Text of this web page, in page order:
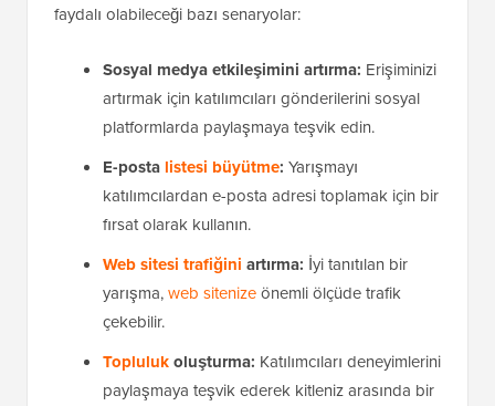
faydalı olabileceği bazı senaryolar:
Sosyal medya etkileşimini artırma: Erişiminizi
artırmak için katılımcıları gönderilerini sosyal
platformlarda paylaşmaya teşvik edin.
E-posta listesi büyütme: Yarışmayı
katılımcılardan e-posta adresi toplamak için bir
fırsat olarak kullanın.
Web sitesi trafiğini artırma: İyi tanıtılan bir
yarışma,web sitenizeönemli ölçüde trafik
çekebilir.
Toplulukoluşturma: Katılımcıları deneyimlerini
paylaşmaya teşvik ederek kitleniz arasında bir